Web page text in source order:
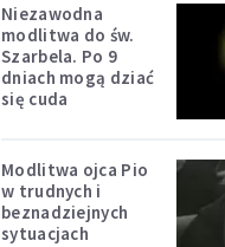
Niezawodna
modlitwa do św.
Szarbela. Po 9
dniach mogą dziać
się cuda
Modlitwa ojca Pio
w trudnych i
beznadziejnych
sytuacjach